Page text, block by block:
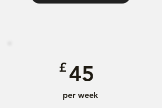
£ 45
per week